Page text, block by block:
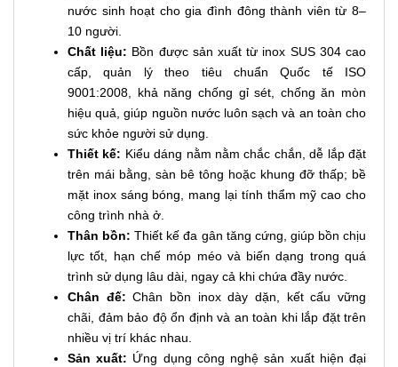
nước sinh hoạt cho gia đình đông thành viên từ 8–
10 người.
Chất liệu: Bồn được sản xuất từ inox SUS 304 cao
cấp, quản lý theo tiêu chuẩn Quốc tế ISO
9001:2008, khả năng chống gỉ sét, chống ăn mòn
hiệu quả, giúp nguồn nước luôn sạch và an toàn cho
sức khỏe người sử dụng.
Thiết kế: Kiểu dáng nằm nằm chắc chắn, dễ lắp đặt
trên mái bằng, sàn bê tông hoặc khung đỡ thấp; bề
mặt inox sáng bóng, mang lại tính thẩm mỹ cao cho
công trình nhà ở.
Thân bồn:Thiết kế đa gân tăng cứng, giúp bồn chịu
lực tốt, hạn chế móp méo và biến dạng trong quá
trình sử dụng lâu dài, ngay cả khi chứa đầy nước.
Chân đế: Chân bồn inox dày dặn, kết cấu vững
chãi, đảm bảo độ ổn định và an toàn khi lắp đặt trên
nhiều vị trí khác nhau.
Sản xuất: Ứng dụng công nghệ sản xuất hiện đại